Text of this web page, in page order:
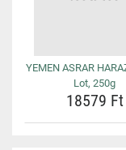
YEMEN ASRAR
Lot, 250g
18579 Ft